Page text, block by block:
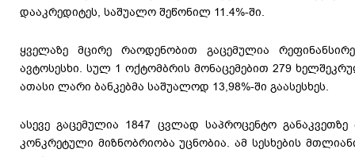
დააკრედიტეს, საშუალო შეწონილ 11.4%-ში.
ყველაზე მცირე რაოდენობით გაცემულია
ავტოსესხი. სულ 1 ოქტომბრის მონაცემებით 279
ათასი ლარი ბანკებმა საშუალოდ 13,98%-ში გაასესხეს.
ასევე გაცემულია 1847 ცვლად საპროცენტო
კონკრეტული მიზნობრიობა უცნობია. ამ სესხების